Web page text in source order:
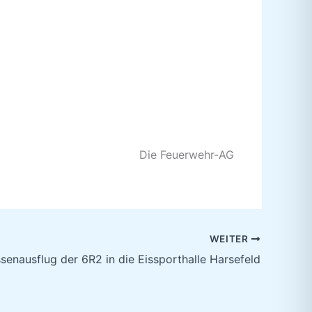
Die Feuerwehr-AG
WEITER
der 6R2 in die Eissporthalle Harsefeld